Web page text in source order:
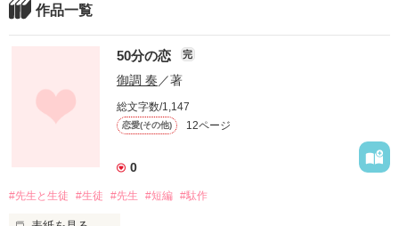
作品一覧
50分の恋 完
御調 奏 ／著
総文字数/1,147
恋愛(その他) 12ページ
0
#先生と生徒 #生徒 #先生 #短編 #駄作